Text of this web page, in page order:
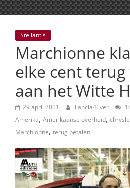
La
Gazetta
dell'Automobile
Italiana
Italiaans
autonieuws
lifestyle
Stellantis
Marchionne
elke cent
aan het Witte
29 april 2011 Lancia4Ever
Amerika, Amerikaanse overheid,
Marchionne, terug betalen